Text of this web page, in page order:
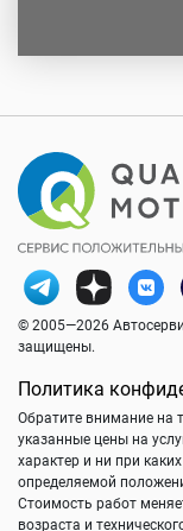
© 2005—2026
защищены.
Политика
Обратите внимание на
указанные цены на
характер и ни при
определяемой
Стоимость работ
возраста и